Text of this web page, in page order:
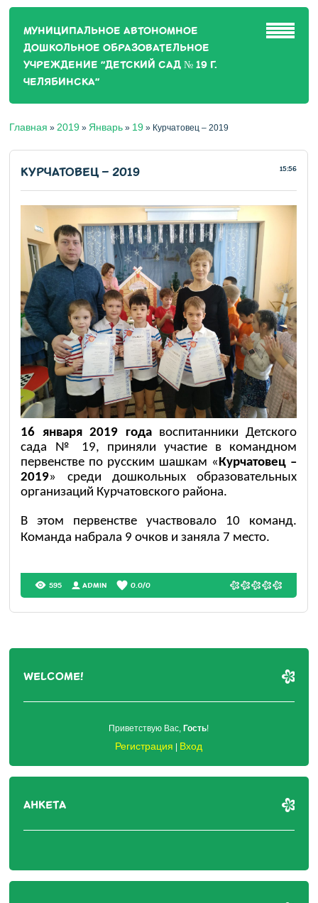
МУНИЦИПАЛЬНОЕ АВТОНОМНОЕ
ДОШКОЛЬНОЕ ОБРАЗОВАТЕЛЬНОЕ
УЧРЕЖДЕНИЕ "ДЕТСКИЙ САД № 19 Г.
ЧЕЛЯБИНСКА"
Главная »2019 »Январь » 19 » Курчатовец – 2019
15:56
КУРЧАТОВЕЦ – 2019
16 января 2019 годавоспитанники Детского
сада № 19, приняли участие в командном
первенстве по русским шашкам «Курчатовец –
2019» среди дошкольных образовательных
организаций Курчатовского района.
В этом первенстве участвовало 10 команд.
Команда набрала 9 очков и заняла 7 место.
595 ADMIN 0.0/0
WELCOME!
Приветствую Вас, Гость!
Регистрация Вход
АНКЕТА